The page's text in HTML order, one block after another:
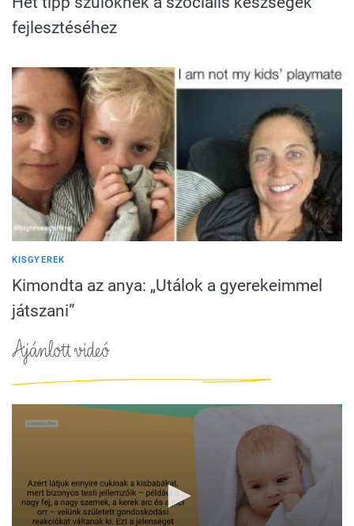
fejlesztéséhez
KISGYEREK
Kimondta az anya: „Utálok a gyerekeimmel
játszani”
Ajánlott videó